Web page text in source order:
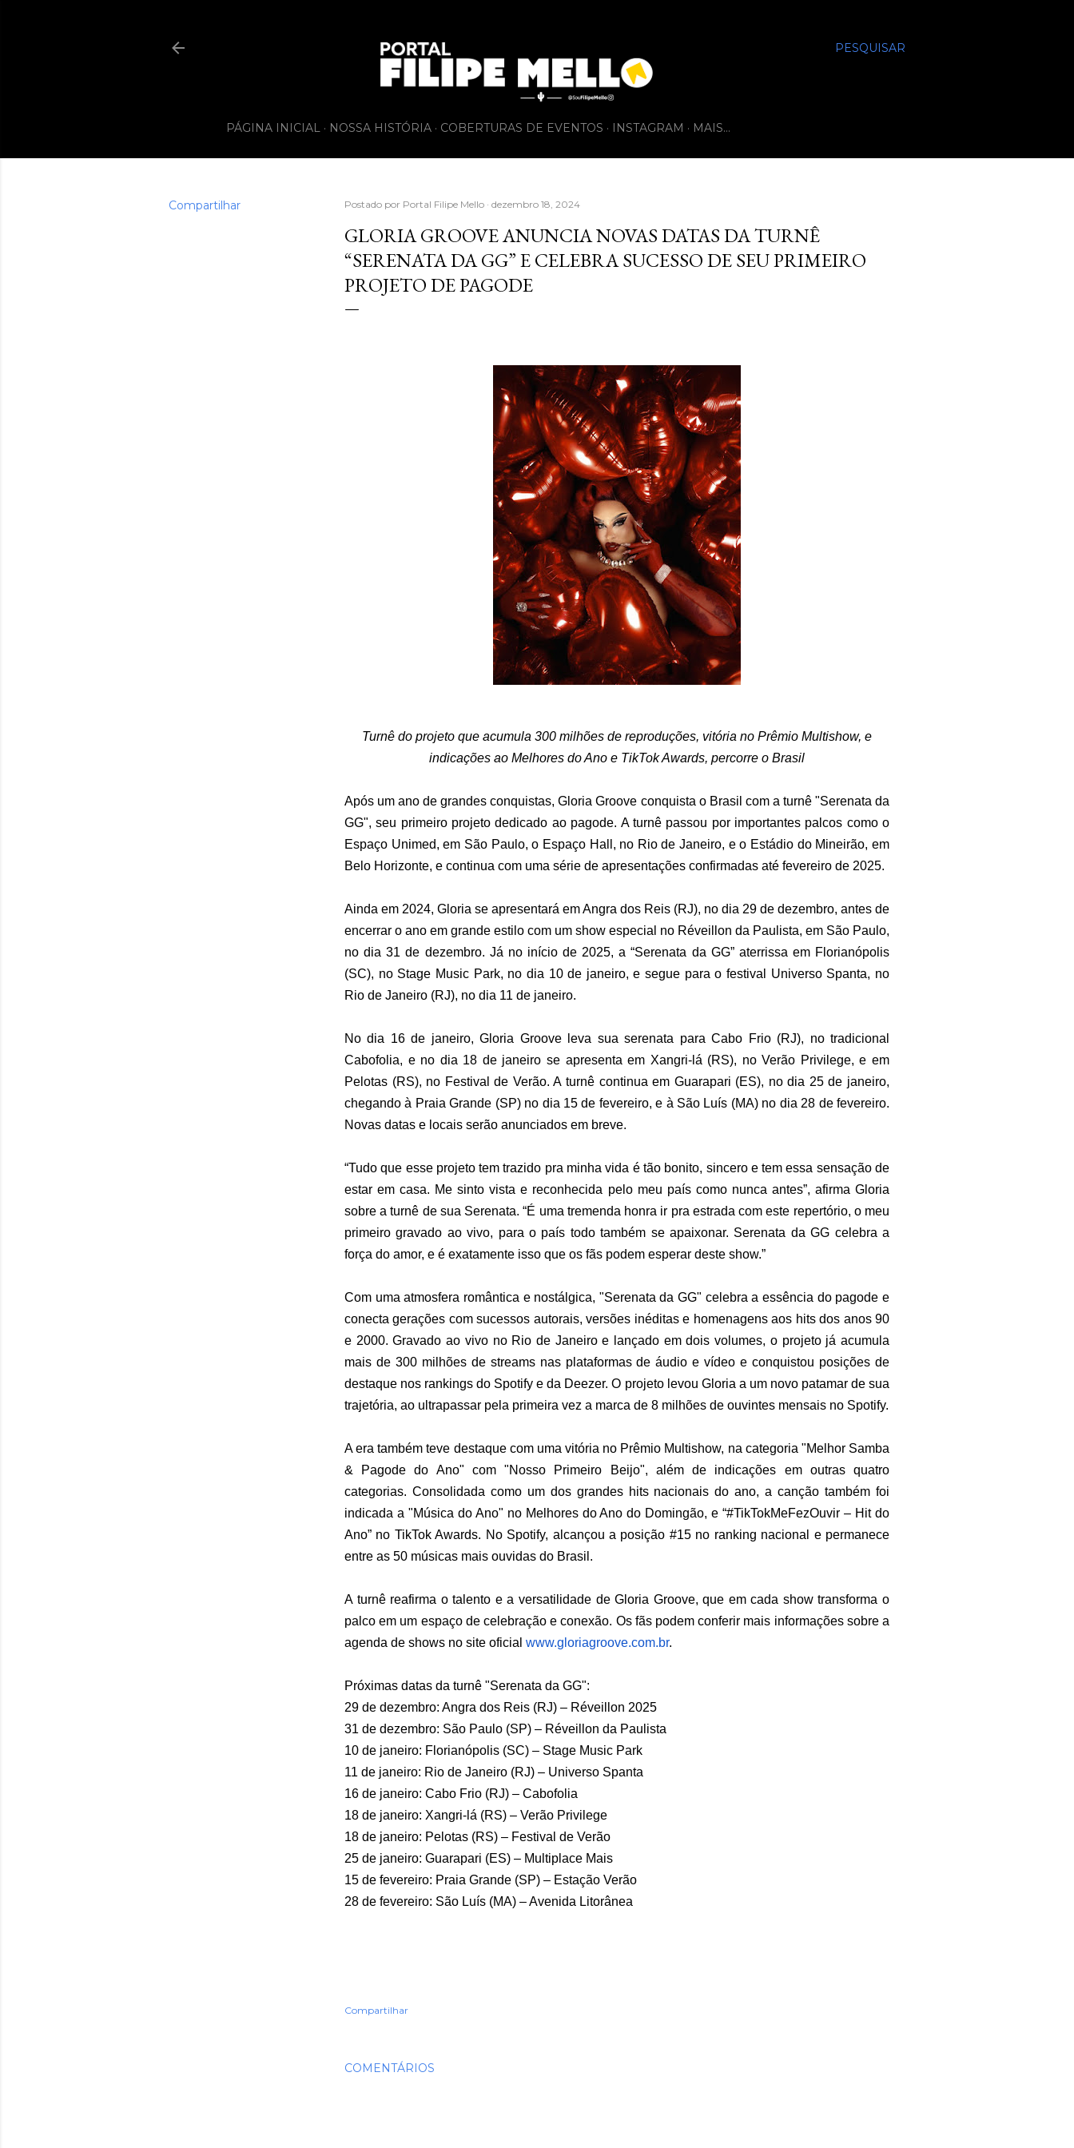
PESQUISAR
PÁGINA INICIAL NOSSA HISTÓRIA COBERTURAS DE EVENTOS INSTAGRAM MAIS…
Compartilhar Postado por Portal Filipe Mello dezembro 18, 2024
GLORIA GROOVE ANUNCIA NOVAS DATAS DA TURNÊ
“SERENATA DA GG” E CELEBRA SUCESSO DE SEU PRIMEIRO
PROJETO DE PAGODE
Turnê do projeto que acumula 300 milhões de reproduções, vitória no Prêmio Multishow, e
indicações ao Melhores do Ano e TikTok Awards, percorre o Brasil
Após um ano de grandes conquistas, Gloria Groove conquista o Brasil com a turnê "Serenata da
GG", seu primeiro projeto dedicado ao pagode. A turnê passou por importantes palcos como o
Espaço Unimed, em São Paulo, o Espaço Hall, no Rio de Janeiro, e o Estádio do Mineirão, em
Belo Horizonte, e continua com uma série de apresentações confirmadas até fevereiro de 2025.
Ainda em 2024, Gloria se apresentará em Angra dos Reis (RJ), no dia 29 de dezembro, antes de
encerrar o ano em grande estilo com um show especial no Réveillon da Paulista, em São Paulo,
no dia 31 de dezembro. Já no início de 2025, a “Serenata da GG” aterrissa em Florianópolis
(SC), no Stage Music Park, no dia 10 de janeiro, e segue para o festival Universo Spanta, no
Rio de Janeiro (RJ), no dia 11 de janeiro.
No dia 16 de janeiro, Gloria Groove leva sua serenata para Cabo Frio (RJ), no tradicional
Cabofolia, e no dia 18 de janeiro se apresenta em Xangri-lá (RS), no Verão Privilege, e em
Pelotas (RS), no Festival de Verão. A turnê continua em Guarapari (ES), no dia 25 de janeiro,
chegando à Praia Grande (SP) no dia 15 de fevereiro, e à São Luís (MA) no dia 28 de fevereiro.
Novas datas e locais serão anunciados em breve.
“Tudo que esse projeto tem trazido pra minha vida é tão bonito, sincero e tem essa sensação de
estar em casa. Me sinto vista e reconhecida pelo meu país como nunca antes”, afirma Gloria
sobre a turnê de sua Serenata. “É uma tremenda honra ir pra estrada com este repertório, o meu
primeiro gravado ao vivo, para o país todo também se apaixonar. Serenata da GG celebra a
força do amor, e é exatamente isso que os fãs podem esperar deste show.”
Com uma atmosfera romântica e nostálgica, "Serenata da GG" celebra a essência do pagode e
conecta gerações com sucessos autorais, versões inéditas e homenagens aos hits dos anos 90
e 2000. Gravado ao vivo no Rio de Janeiro e lançado em dois volumes, o projeto já acumula
mais de 300 milhões de streams nas plataformas de áudio e vídeo e conquistou posições de
destaque nos rankings do Spotify e da Deezer. O projeto levou Gloria a um novo patamar de sua
trajetória, ao ultrapassar pela primeira vez a marca de 8 milhões de ouvintes mensais no Spotify.
A era também teve destaque com uma vitória no Prêmio Multishow, na categoria "Melhor Samba
& Pagode do Ano" com "Nosso Primeiro Beijo", além de indicações em outras quatro
categorias. Consolidada como um dos grandes hits nacionais do ano, a canção também foi
indicada a "Música do Ano" no Melhores do Ano do Domingão, e “#TikTokMeFezOuvir – Hit do
Ano” no TikTok Awards. No Spotify, alcançou a posição #15 no ranking nacional e permanece
entre as 50 músicas mais ouvidas do Brasil.
A turnê reafirma o talento e a versatilidade de Gloria Groove, que em cada show transforma o
palco em um espaço de celebração e conexão. Os fãs podem conferir mais informações sobre a
agenda de shows no site oficial www.gloriagroove.com.br.
Próximas datas da turnê "Serenata da GG":
29 de dezembro: Angra dos Reis (RJ) – Réveillon 2025
31 de dezembro: São Paulo (SP) – Réveillon da Paulista
10 de janeiro: Florianópolis (SC) – Stage Music Park
11 de janeiro: Rio de Janeiro (RJ) – Universo Spanta
16 de janeiro: Cabo Frio (RJ) – Cabofolia
18 de janeiro: Xangri-lá (RS) – Verão Privilege
18 de janeiro: Pelotas (RS) – Festival de Verão
25 de janeiro: Guarapari (ES) – Multiplace Mais
15 de fevereiro: Praia Grande (SP) – Estação Verão
28 de fevereiro: São Luís (MA) – Avenida Litorânea
Compartilhar
COMENTÁRIOS